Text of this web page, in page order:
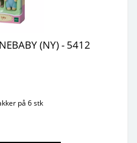
(NY) - 5412
på 6 stk